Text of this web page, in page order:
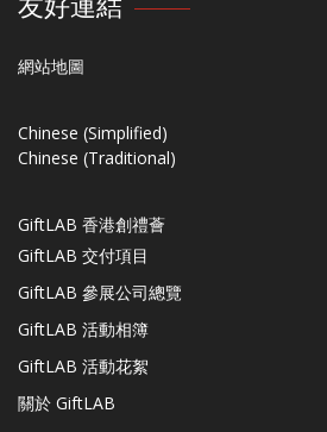
網站地圖
Chinese (Simplified)
Chinese (Traditional)
GiftLAB 香港創禮薈
GiftLAB 交付項目
GiftLAB 參展公司總覽
GiftLAB 活動相簿
GiftLAB 活動花絮
關於 GiftLAB